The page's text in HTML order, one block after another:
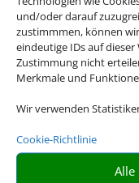
und/oder darauf
zustimmmen, können
eindeutige IDs auf
Zustimmung nicht
Merkmale und
Wir verwenden
Cookie-Richtlinie
Alle
Bahn:
© HildaWeges/
Balearen:
© pixelliebe/
© vulcanus/
© lunamarina/